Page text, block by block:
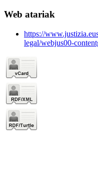
Web atariak
https://
legal/webjus00-